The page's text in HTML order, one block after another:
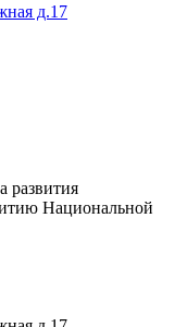
д.17
развития
Национальной